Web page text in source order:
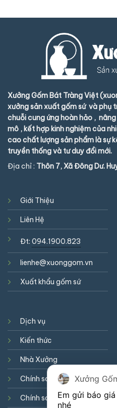
Xưởng Gốm Bát Tràng Việt
xưởng sản xuất gốm sứ và phụ
chuỗi cung ứng hoàn hảo ,
mô , kết hợp kinh nghiệm của
cao chất lượng sản phẩm là sự
truyền thống và tư duy đổi mới.
Địa chỉ : Thôn 7, Xã Đông Dư.
Giới Thiệu
Liên Hệ
Đt: 094.1900.823
lienhe@xuonggom.vn
Xuất khẩu gốm sứ
Dịch vụ
Kiến thức
Nhà Xưởng
Chính sách hợp tác
Chính sách cookie
Xưởng
Em gửi báo
nhé